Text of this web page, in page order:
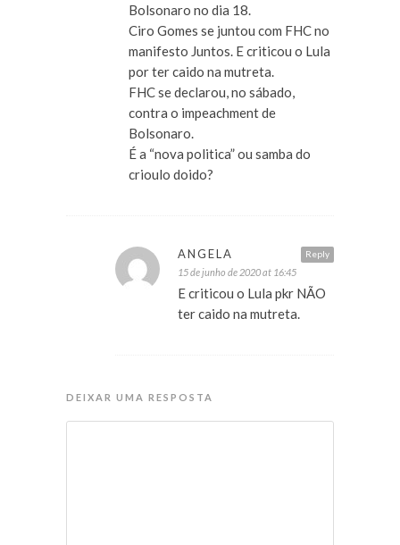
Bolsonaro no dia 18.
Ciro Gomes se juntou com FHC no
manifesto Juntos. E criticou o Lula
por ter caido na mutreta.
FHC se declarou, no sábado,
contra o impeachment de
Bolsonaro.
É a “nova politica” ou samba do
crioulo doido?
Reply
ANGELA
15 de junho de 2020 at 16:45
E criticou o Lula pkr NÃO
ter caido na mutreta.
DEIXAR UMA RESPOSTA